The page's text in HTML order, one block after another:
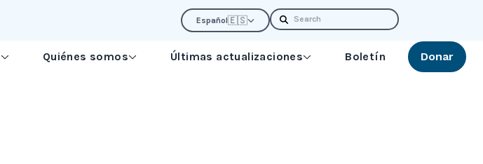
Español🇪🇸 Search
Quiénes somos Últimas actualizaciones Boletín Donar